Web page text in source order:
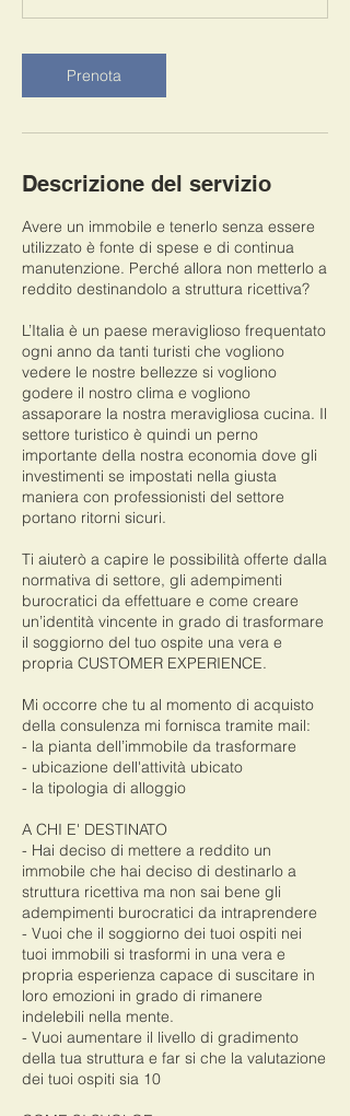
0
i
u
Prenota
Descrizione del servizio
Avere un immobile e tenerlo senza essere
utilizzato è fonte di spese e di continua
manutenzione. Perché allora non metterlo a
reddito destinandolo a struttura ricettiva?
L’Italia è un paese meraviglioso frequentato
ogni anno da tanti turisti che vogliono
vedere le nostre bellezze si vogliono
godere il nostro clima e vogliono
assaporare la nostra meravigliosa cucina. Il
settore turistico è quindi un perno
importante della nostra economia dove gli
investimenti se impostati nella giusta
maniera con professionisti del settore
portano ritorni sicuri.
Ti aiuterò a capire le possibilità offerte dalla
normativa di settore, gli adempimenti
burocratici da effettuare e come creare
un’identità vincente in grado di trasformare
il soggiorno del tuo ospite una vera e
propria CUSTOMER EXPERIENCE.
Mi occorre che tu al momento di acquisto
della consulenza mi fornisca tramite mail:
- la pianta dell’immobile da trasformare
- ubicazione dell'attività ubicato
- la tipologia di alloggio
A CHI E' DESTINATO
- Hai deciso di mettere a reddito un
immobile che hai deciso di destinarlo a
struttura ricettiva ma non sai bene gli
adempimenti burocratici da intraprendere
- Vuoi che il soggiorno dei tuoi ospiti nei
tuoi immobili si trasformi in una vera e
propria esperienza capace di suscitare in
loro emozioni in grado di rimanere
indelebili nella mente.
- Vuoi aumentare il livello di gradimento
della tua struttura e far si che la valutazione
dei tuoi ospiti sia 10